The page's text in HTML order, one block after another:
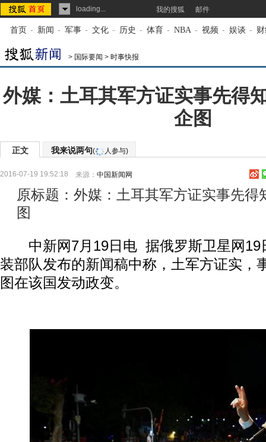
loading... 我的搜狐 邮件
首页 - 新闻 - 军事 - 文化 - 历史 - 体育 - NBA - 视频 - 娱谈 -
> 国际要闻 > 时事快报
外媒：土耳其军方证实事先得
企图
正文 我来说两句( 人参与)
2016-07-19 19:52:18 来源： 中国新闻网
原标题：外媒：土耳其军方证实事先得
图
中新网7月19日电 据俄罗斯卫星网19
装部队发布的新闻稿中称，土军方证实，
图在该国发动政变。